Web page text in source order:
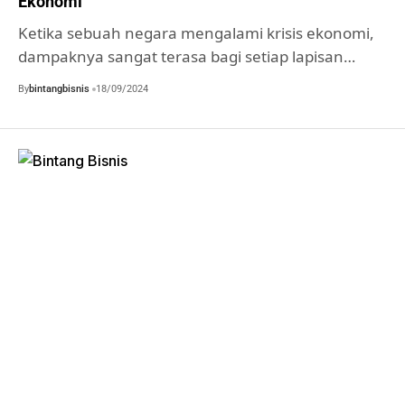
Ketika sebuah negara mengalami krisis ekonomi,
dampaknya sangat terasa bagi setiap lapisan…
Bybintangbisnis 18/09/2024